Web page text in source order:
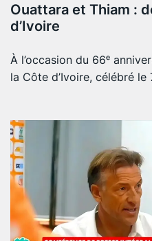
Ouattara et Thiam :
d’Ivoire
À l’occasion du 66ᵉ
la Côte d’Ivoire, célébré